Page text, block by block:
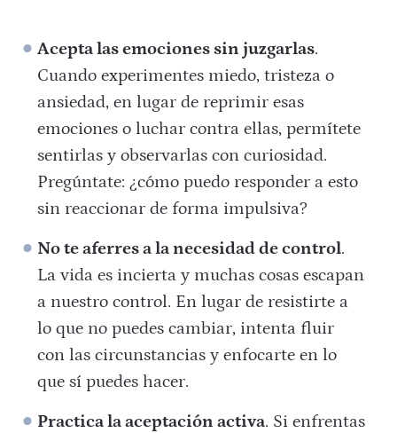
Acepta las emociones sin juzgarlas.
Cuando experimentes miedo, tristeza o
ansiedad, en lugar de reprimir esas
emociones o luchar contra ellas, permítete
sentirlas y observarlas con curiosidad.
Pregúntate: ¿cómo puedo responder a esto
sin reaccionar de forma impulsiva?
No te aferres a la necesidad de control.
La vida es incierta y muchas cosas escapan
a nuestro control. En lugar de resistirte a
lo que no puedes cambiar, intenta fluir
con las circunstancias y enfocarte en lo
que sí puedes hacer.
Practica la aceptación activa. Si enfrentas